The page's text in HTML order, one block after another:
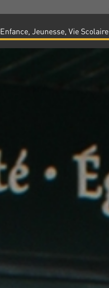
Enfance, Jeunesse, Vie Scolaire